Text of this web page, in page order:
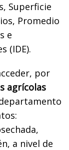
Superficie
Promedio
e
(IDE).
por
agrícolas
a nivel de